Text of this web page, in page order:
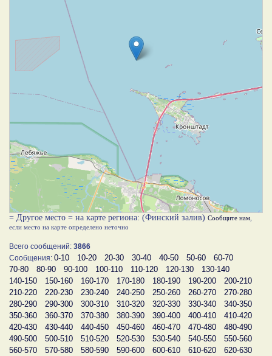
= Другое место = на карте региона: (Финский залив) Сообщите нам
если место на карте определено неточно
Всего сообщений: 3866
Сообщения: 0-10 10-20 20-30 30-40 40-50 50-60
60-70
70-80
80-90 90-100 100-110 110-120 120-130
130-140
140-150
150-160 160-170 170-180 180-190 190-200
200-210
210-220
220-230 230-240 240-250 250-260 260-270
270-280
280-290
290-300 300-310 310-320 320-330 330-340
340-350
350-360
360-370 370-380 380-390 390-400 400-410
410-420
420-430
430-440 440-450 450-460 460-470 470-480
480-490
490-500
500-510 510-520 520-530 530-540 540-550
550-560
560-570
570-580 580-590 590-600 600-610 610-620
620-630